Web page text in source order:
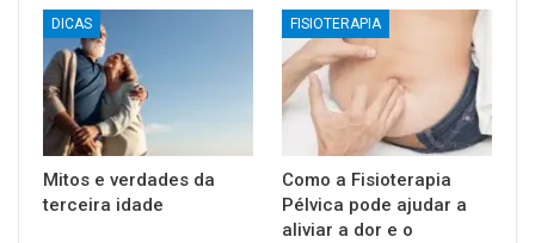
DICAS
Mitos e verdades da
terceira idade
FISIOTERAPIA
Como a Fisioterapia
Pélvica pode ajudar a
aliviar a dor e o